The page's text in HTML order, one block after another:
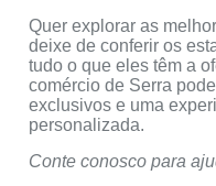
Quer explorar as
deixe de conferir os
tudo o que eles têm a
comércio de Serra
exclusivos e uma
personalizada.
Conte conosco para